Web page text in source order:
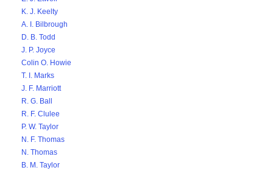
K. J. Keelty
A. I. Bilbrough
D. B. Todd
J. P. Joyce
Colin O. Howie
T. I. Marks
J. F. Marriott
R. G. Ball
R. F. Clulee
P. W. Taylor
N. F. Thomas
N. Thomas
B. M. Taylor